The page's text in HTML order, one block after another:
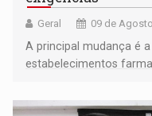
Geral 09 de
A principal mudança é
estabelecimentos